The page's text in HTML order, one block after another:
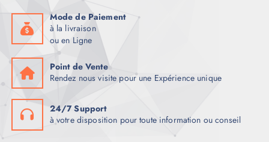
Mode de Paiement
à la livraison
ou en Ligne
Point de Vente
Rendez nous visite pour une Expérience unique
24/7 Support
à votre disposition pour toute information ou conseil